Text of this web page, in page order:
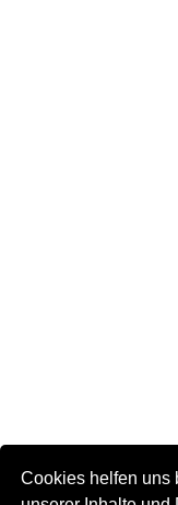
Cookies helfen uns